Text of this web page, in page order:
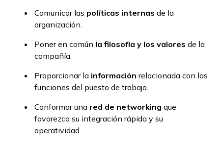
Comunicar las políticas internas de la
organización.
Poner en común la filosofía y los valores de la
compañía.
Proporcionar la información relacionada con las
funciones del puesto de trabajo.
Conformar una red de networking que
favorezca su integración rápida y su
operatividad.